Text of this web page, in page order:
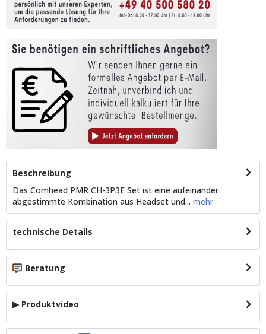
Beschreibung
Das Comhead PMR CH-3P3E Set ist eine aufeinander
abgestimmte Kombination aus Headset und... mehr
technische Details
Beratung
▶ Produktvideo